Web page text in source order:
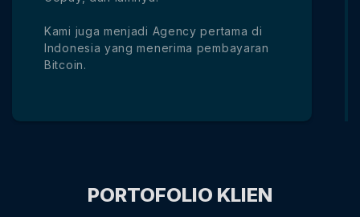
Kami juga menjadi Agency pertama di
Indonesia yang menerima pembayaran
Bitcoin.
PORTOFOLIO KLIEN